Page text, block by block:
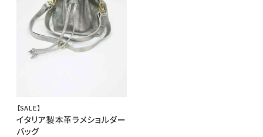
【SALE】
イタリア製本革ラメショルダー
バッグ